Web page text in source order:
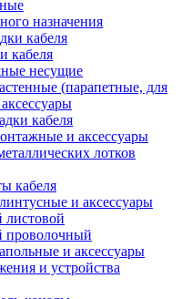
назначения
кабеля
несущие
(парапетные, для
кабеля
и аксессуары
лотков
кабеля
и аксессуары
листовой
проволочный
и аксессуары
и устройства